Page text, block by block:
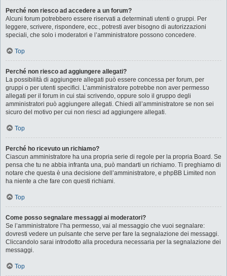
Perché non riesco ad accedere a un forum?
Alcuni forum potrebbero essere riservati a determinati utenti o gruppi. Per
leggere, scrivere, rispondere, ecc., potresti aver bisogno di autorizzazioni
speciali, che solo i moderatori e l’amministratore possono concedere.
Top
Perché non riesco ad aggiungere allegati?
La possibilità di aggiungere allegati può essere concessa per forum, per
gruppi o per utenti specifici. L’amministratore potrebbe non aver permesso
allegati per il forum in cui stai scrivendo, oppure solo il gruppo degli
amministratori può aggiungere allegati. Chiedi all’amministratore se non sei
sicuro del motivo per cui non riesci ad aggiungere allegati.
Top
Perché ho ricevuto un richiamo?
Ciascun amministratore ha una propria serie di regole per la propria Board. Se
pensa che tu ne abbia infranta una, può mandarti un richiamo. Ti preghiamo di
notare che questa è una decisione dell’amministratore, e phpBB Limited non
ha niente a che fare con questi richiami.
Top
Come posso segnalare messaggi ai moderatori?
Se l’amministratore l’ha permesso, vai al messaggio che vuoi segnalare:
dovresti vedere un pulsante che serve per fare la segnalazione dei messaggi.
Cliccandolo sarai introdotto alla procedura necessaria per la segnalazione dei
messaggi.
Top